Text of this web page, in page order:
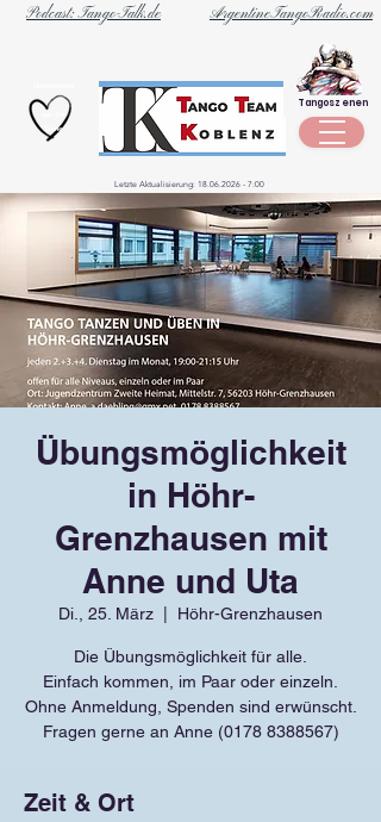
ArgentineTangoRadio.com
Podcast: Tango-Talk.de
Szene
Tangoszenen
Letzte Aktualisierung: 18.06.2026 - 7:00
Übungsmöglichkeit
in Höhr-
Grenzhausen mit
Anne und Uta
Di., 25. März Höhr-Grenzhausen
Die Übungsmöglichkeit für alle.
Einfach kommen, im Paar oder einzeln.
Ohne Anmeldung, Spenden sind erwünscht.
Fragen gerne an Anne (0178 8388567)
Zeit & Ort